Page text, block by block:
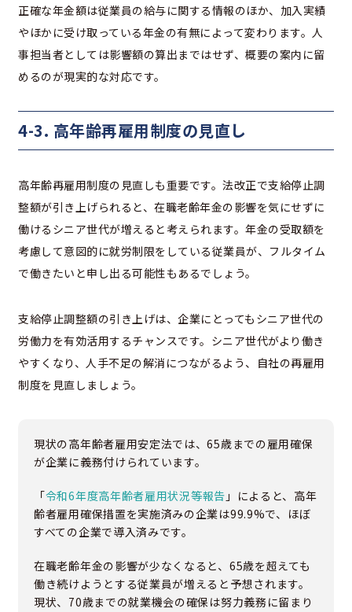
正確な年金額は従業員の給与に関する情報のほか、加入実績
やほかに受け取っている年金の有無によって変わります。人
事担当者としては影響額の算出まではせず、概要の案内に留
めるのが現実的な対応です。
4-3. 高年齢再雇用制度の見直し
高年齢再雇用制度の見直しも重要です。法改正で支給停止調
整額が引き上げられると、在職老齢年金の影響を気にせずに
働けるシニア世代が増えると考えられます。年金の受取額を
考慮して意図的に就労制限をしている従業員が、フルタイム
で働きたいと申し出る可能性もあるでしょう。
支給停止調整額の引き上げは、企業にとってもシニア世代の
労働力を有効活用するチャンスです。シニア世代がより働き
やすくなり、人手不足の解消につながるよう、自社の再雇用
制度を見直しましょう。
現状の高年齢者雇用安定法では、65歳までの雇用確保
が企業に義務付けられています。
「令和6年度高年齢者雇用状況等報告 」によると、高年
齢者雇用確保措置を実施済みの企業は99.9%で、ほぼ
すべての企業で導入済みです。
在職老齢年金の影響が少なくなると、65歳を超えても
働き続けようとする従業員が増えると予想されます。
現状、70歳までの就業機会の確保は努力義務に留まり